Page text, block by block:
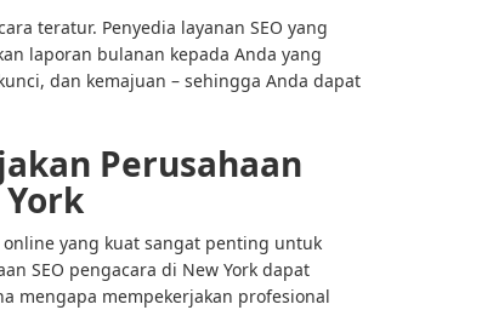
teratur. Penyedia layanan SEO yang
laporan bulanan kepada Anda yang
dan kemajuan – sehingga Anda dapat
Perusahaan
York
yang kuat sangat penting untuk
SEO pengacara di New York dapat
mengapa mempekerjakan profesional